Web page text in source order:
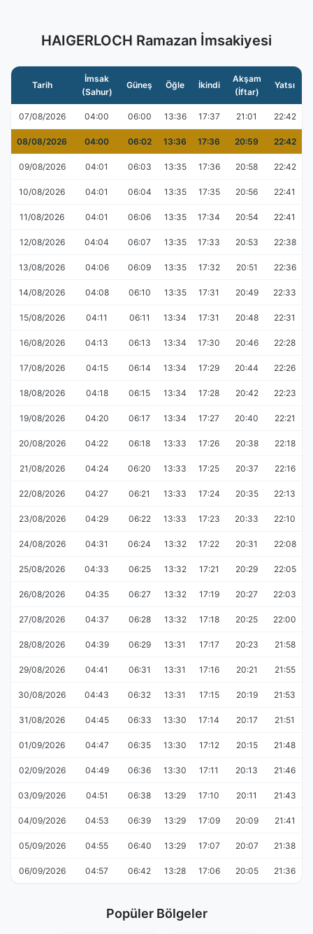
HAIGERLOCH Ramazan İmsakiyesi
Tarih
İmsak
(Sahur)
Güneş Öğle İkindi
Akşam
(İftar)
Yatsı
07/08/2026 04:00 06:00 13:36 17:37 21:01 22:42
08/08/2026 04:00 06:02 13:36 17:36 20:59 22:42
09/08/2026 04:01 06:03 13:35 17:36 20:58 22:42
10/08/2026 04:01 06:04 13:35 17:35 20:56 22:41
11/08/2026 04:01 06:06 13:35 17:34 20:54 22:41
12/08/2026 04:04 06:07 13:35 17:33 20:53 22:38
13/08/2026 04:06 06:09 13:35 17:32 20:51 22:36
14/08/2026 04:08 06:10 13:35 17:31 20:49 22:33
15/08/2026 04:11 06:11 13:34 17:31 20:48 22:31
16/08/2026 04:13 06:13 13:34 17:30 20:46 22:28
17/08/2026 04:15 06:14 13:34 17:29 20:44 22:26
18/08/2026 04:18 06:15 13:34 17:28 20:42 22:23
19/08/2026 04:20 06:17 13:34 17:27 20:40 22:21
20/08/2026 04:22 06:18 13:33 17:26 20:38 22:18
21/08/2026 04:24 06:20 13:33 17:25 20:37 22:16
22/08/2026 04:27 06:21 13:33 17:24 20:35 22:13
23/08/2026 04:29 06:22 13:33 17:23 20:33 22:10
24/08/2026 04:31 06:24 13:32 17:22 20:31 22:08
25/08/2026 04:33 06:25 13:32 17:21 20:29 22:05
26/08/2026 04:35 06:27 13:32 17:19 20:27 22:03
27/08/2026 04:37 06:28 13:32 17:18 20:25 22:00
28/08/2026 04:39 06:29 13:31 17:17 20:23 21:58
29/08/2026 04:41 06:31 13:31 17:16 20:21 21:55
30/08/2026 04:43 06:32 13:31 17:15 20:19 21:53
31/08/2026 04:45 06:33 13:30 17:14 20:17 21:51
01/09/2026 04:47 06:35 13:30 17:12 20:15 21:48
02/09/2026 04:49 06:36 13:30 17:11 20:13 21:46
03/09/2026 04:51 06:38 13:29 17:10 20:11 21:43
04/09/2026 04:53 06:39 13:29 17:09 20:09 21:41
05/09/2026 04:55 06:40 13:29 17:07 20:07 21:38
06/09/2026 04:57 06:42 13:28 17:06 20:05 21:36
Popüler Bölgeler